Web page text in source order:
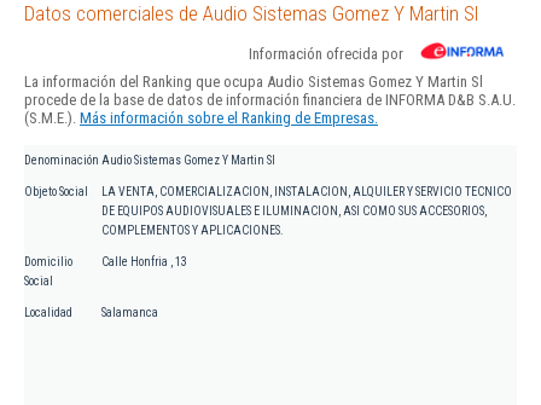
Datos comerciales de Audio Sistemas Gomez Y Martin Sl
Información ofrecida por
La información del Ranking que ocupa Audio Sistemas Gomez Y Martin Sl
procede de la base de datos de información financiera de INFORMA D&B S.A.U.
(S.M.E.). Más información sobre el Ranking de Empresas.
Denominación Audio Sistemas Gomez Y Martin Sl
Objeto Social
LA VENTA, COMERCIALIZACION, INSTALACION, ALQUILER Y SERVICIO TECNICO
DE EQUIPOS AUDIOVISUALES E ILUMINACION, ASI COMO SUS ACCESORIOS,
COMPLEMENTOS Y APLICACIONES.
Domicilio
Social
Calle Honfria , 13
Localidad Salamanca